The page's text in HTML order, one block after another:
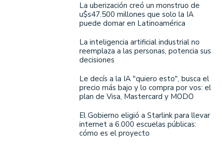
La uberización creó un monstruo de
u$s47.500 millones que solo la IA
puede domar en Latinoamérica
La inteligencia artificial industrial no
reemplaza a las personas, potencia sus
decisiones
Le decís a la IA "quiero esto", busca el
precio más bajo y lo compra por vos: el
plan de Visa, Mastercard y MODO
El Gobierno eligió a Starlink para llevar
internet a 6.000 escuelas públicas:
cómo es el proyecto